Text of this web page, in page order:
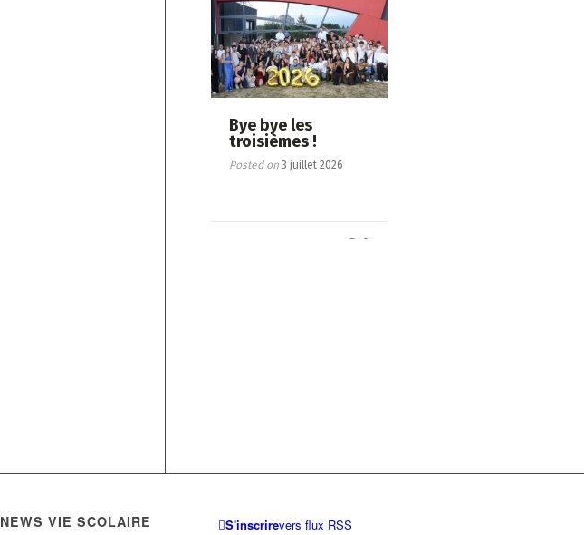
NEWS VIE SCOLAIRE S'inscrirevers flux RSS